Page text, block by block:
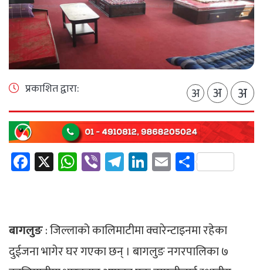
प्रकाशित द्वारा: अ अ अ
Facebook
X WhatsApp
ViberTelegram
LinkedIn
EmailShare
बागलुङ: जिल्लाको कालिमाटीमा क्वारेन्टाइनमा रहेका
दुईजना भागेर घर गएका छन् । बागलुङ नगरपालिका ७